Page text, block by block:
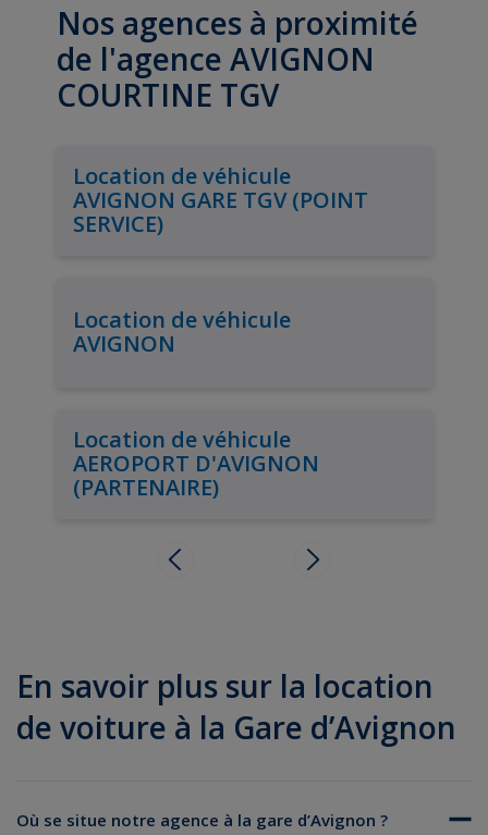
Nos agences à proximité
de l'agence AVIGNON
COURTINE TGV
Location de véhicule
AVIGNON GARE TGV (POINT
SERVICE)
Location de véhicule
AVIGNON
Location de véhicule
AEROPORT D'AVIGNON
(PARTENAIRE)
En savoir plus sur la location
de voiture à la Gare d’Avignon
Où se situe notre agence à la gare d’Avignon ?